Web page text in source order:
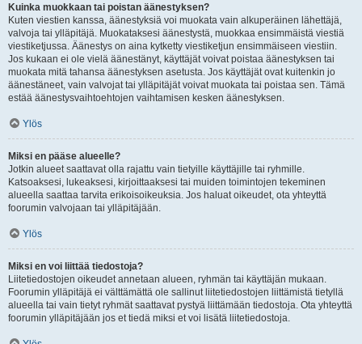
Kuinka muokkaan tai poistan äänestyksen?
Kuten viestien kanssa, äänestyksiä voi muokata vain alkuperäinen lähettäjä,
valvoja tai ylläpitäjä. Muokataksesi äänestystä, muokkaa ensimmäistä viestiä
viestiketjussa. Äänestys on aina kytketty viestiketjun ensimmäiseen viestiin.
Jos kukaan ei ole vielä äänestänyt, käyttäjät voivat poistaa äänestyksen tai
muokata mitä tahansa äänestyksen asetusta. Jos käyttäjät ovat kuitenkin jo
äänestäneet, vain valvojat tai ylläpitäjät voivat muokata tai poistaa sen. Tämä
estää äänestysvaihtoehtojen vaihtamisen kesken äänestyksen.
Ylös
Miksi en pääse alueelle?
Jotkin alueet saattavat olla rajattu vain tietyille käyttäjille tai ryhmille.
Katsoaksesi, lukeaksesi, kirjoittaaksesi tai muiden toimintojen tekeminen
alueella saattaa tarvita erikoisoikeuksia. Jos haluat oikeudet, ota yhteyttä
foorumin valvojaan tai ylläpitäjään.
Ylös
Miksi en voi liittää tiedostoja?
Liitetiedostojen oikeudet annetaan alueen, ryhmän tai käyttäjän mukaan.
Foorumin ylläpitäjä ei välttämättä ole sallinut liitetiedostojen liittämistä tietyllä
alueella tai vain tietyt ryhmät saattavat pystyä liittämään tiedostoja. Ota yhteyttä
foorumin ylläpitäjään jos et tiedä miksi et voi lisätä liitetiedostoja.